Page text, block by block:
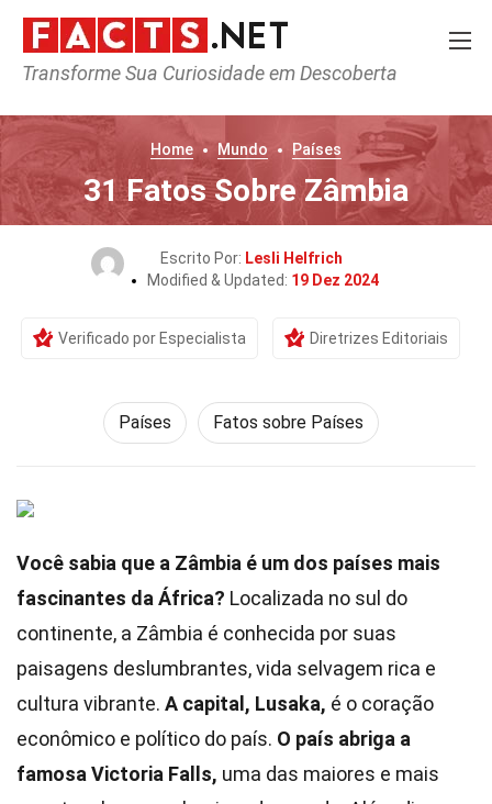
Transforme Sua Curiosidade em Descoberta
Home Mundo Países
31 Fatos Sobre Zâmbia
Escrito Por: Lesli Helfrich
Modified & Updated: 19 Dez 2024
Verificado por Especialista Diretrizes Editoriais
Países Fatos sobre Países
Você sabia que a Zâmbia é um dos países mais
fascinantes da África? Localizada no sul do
continente, a Zâmbia é conhecida por suas
paisagens deslumbrantes, vida selvagem rica e
cultura vibrante. A capital, Lusaka, é o coração
econômico e político do país. O país abriga a
famosa Victoria Falls, uma das maiores e mais